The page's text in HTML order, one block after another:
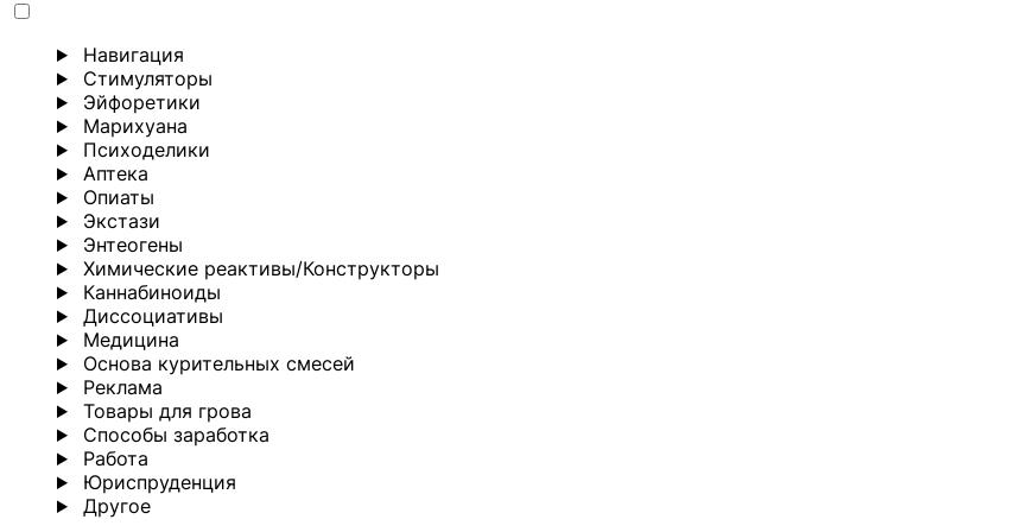
Навигация
Стимуляторы
Эйфоретики
Марихуана
Психоделики
Аптека
Опиаты
Экстази
Энтеогены
Химические реактивы/Конструкторы
Каннабиноиды
Диссоциативы
Медицина
Основа курительных смесей
Реклама
Товары для грова
Способы заработка
Работа
Юриспруденция
Другoе